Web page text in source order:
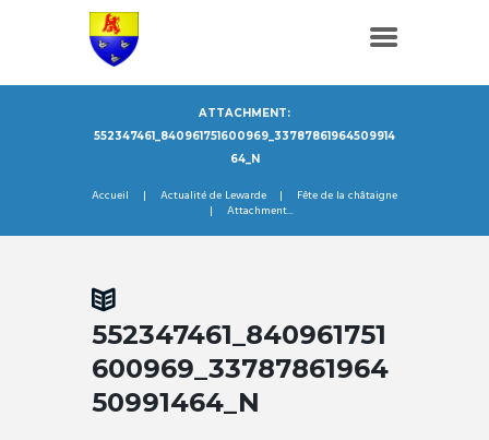
ATTACHMENT:
552347461_840961751600969_33787861964509914
64_N
Accueil Actualité de Lewarde
Fête de la châtaigne
Attachment...
552347461_840961751
600969_33787861964
50991464_N